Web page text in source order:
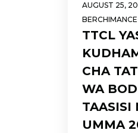
AUGUST 25,
BERCHIMANCE
TTCL
CHA
WA
TAASISI
UMMA